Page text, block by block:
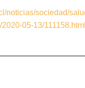
noticias/sociedad/
05-13/111158.html